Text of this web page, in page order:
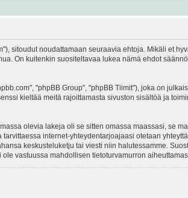
sitoudut noudattamaan seuraavia ehtoja. Mikäli et
On kuitenkin suositeltavaa lukea nämä ehdot
"phpBB Group", "phpBB Tiimit"), joka on
kieltää meitä rajoittamasta sivuston sisältöä ja
olevia lakeja oli se sitten omassa maassasi, se
internet-yhteydentarjoajaasi otetaan
keskusteluketju tai viesti niin halutessamme.
vastuussa mahdollisen tietoturvamurron